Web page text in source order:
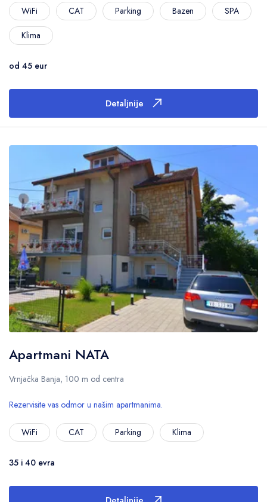
WiFi CAT Parking Bazen SPA
Klima
od 45 eur
Detaljnije
Apartmani NATA
Vrnjačka Banja, 100 m od centra
Rezervisite vas odmor u našim apartmanima.
WiFi CAT Parking Klima
35 i 40 evra